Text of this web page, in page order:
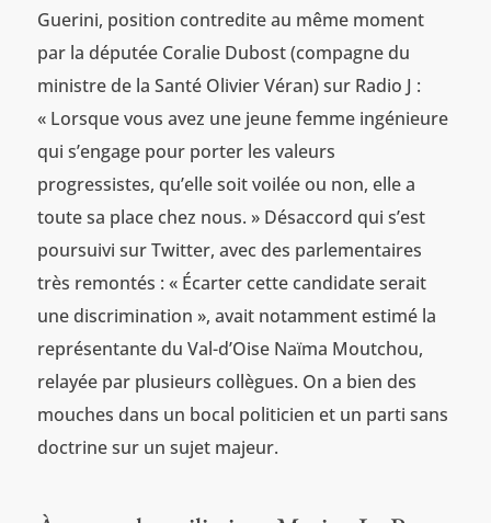
Guerini, position contredite au même moment
par la députée Coralie Dubost (compagne du
ministre de la Santé Olivier Véran) sur Radio J :
« Lorsque vous avez une jeune femme ingénieure
qui s’engage pour porter les valeurs
progressistes, qu’elle soit voilée ou non, elle a
toute sa place chez nous. » Désaccord qui s’est
poursuivi sur Twitter, avec des parlementaires
très remontés : « Écarter cette candidate serait
une discrimination », avait notamment estimé la
représentante du Val-d’Oise Naïma Moutchou,
relayée par plusieurs collègues. On a bien des
mouches dans un bocal politicien et un parti sans
doctrine sur un sujet majeur.